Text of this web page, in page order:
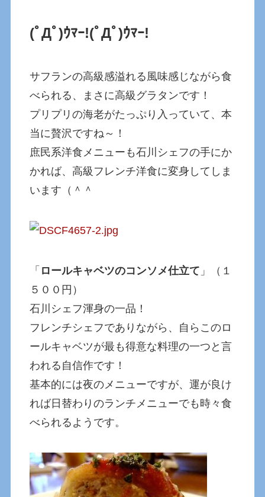
(ﾟДﾟ)ｳﾏｰ!(ﾟДﾟ)ｳﾏｰ!
サフランの高級感溢れる風味感じながら食
べられる、まさに高級グラタンです！
プリプリの海老がたっぷり入っていて、本
当に贅沢ですね～！
庶民系洋食メニューも石川シェフの手にか
かれば、高級フレンチ洋食に変身してしま
います（＾＾
「 ロールキャベツのコンソメ仕立て 」（１
５００円）
石川シェフ渾身の一品！
フレンチシェフでありながら、自らこのロ
ールキャベツが最も得意な料理の一つと言
われる自信作です！
基本的には夜のメニューですが、運が良け
れば日替わりのランチメニューでも時々食
べられるようです。